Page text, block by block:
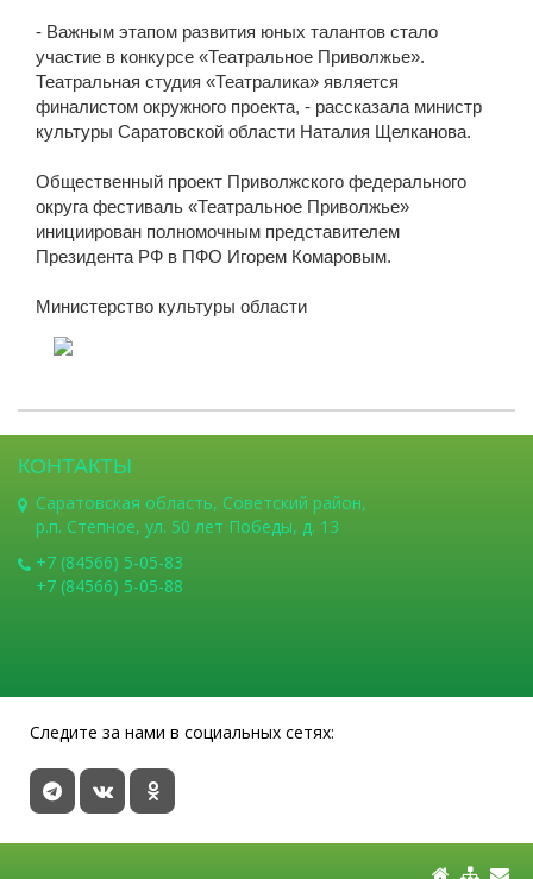
- Важным этапом развития юных талантов стало
участие в конкурсе «Театральное Приволжье».
Театральная студия «Театралика» является
финалистом окружного проекта, - рассказала министр
культуры Саратовской области Наталия Щелканова.
Общественный проект Приволжского федерального
округа фестиваль «Театральное Приволжье»
инициирован полномочным представителем
Президента РФ в ПФО Игорем Комаровым.
Министерство культуры области
КОНТАКТЫ
Саратовская область, Советский район,
р.п. Степное, ул. 50 лет Победы, д. 13
+7 (84566) 5-05-83
+7 (84566) 5-05-88
Следите за нами в социальных сетях: